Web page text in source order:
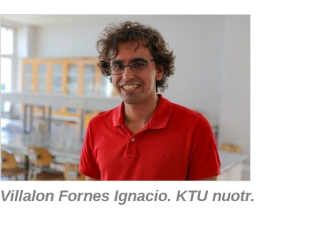
Villalon Fornes Ignacio. KTU nuotr.